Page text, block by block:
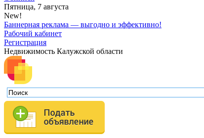
Пятница, 7 августа
New!
Баннерная реклама — выгодно и эффективно!
Рабочий кабинет
Регистрация
Недвижимость Калужской области